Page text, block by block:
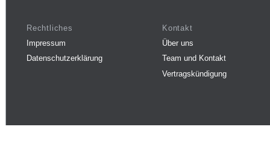
Rechtliches
Impressum
Datenschutzerklärung
Kontakt
Über uns
Team und Kontakt
Vertragskündigung